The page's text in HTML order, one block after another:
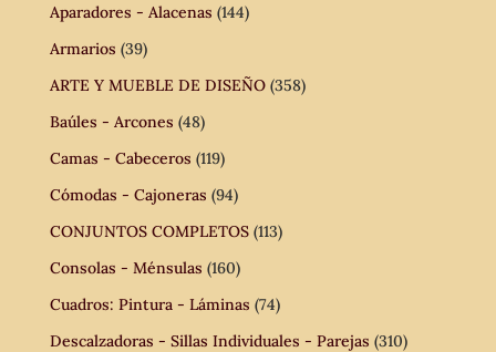
Aparadores - Alacenas (144)
Armarios (39)
ARTE Y MUEBLE DE DISEÑO (358)
Baúles - Arcones (48)
Camas - Cabeceros (119)
Cómodas - Cajoneras (94)
CONJUNTOS COMPLETOS (113)
Consolas - Ménsulas (160)
Cuadros: Pintura - Láminas (74)
Descalzadoras - Sillas Individuales - Parejas (310)